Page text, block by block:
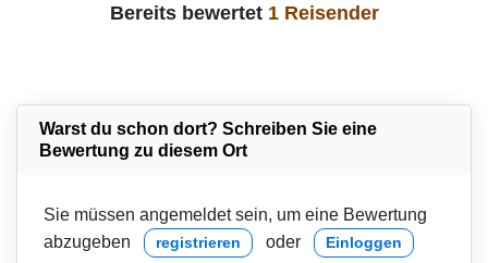
Bereits bewertet 1 Reisender
Warst du schon dort? Schreiben Sie eine
Bewertung zu diesem Ort
Sie müssen angemeldet sein, um eine Bewertung
abzugeben
registrieren oder Einloggen